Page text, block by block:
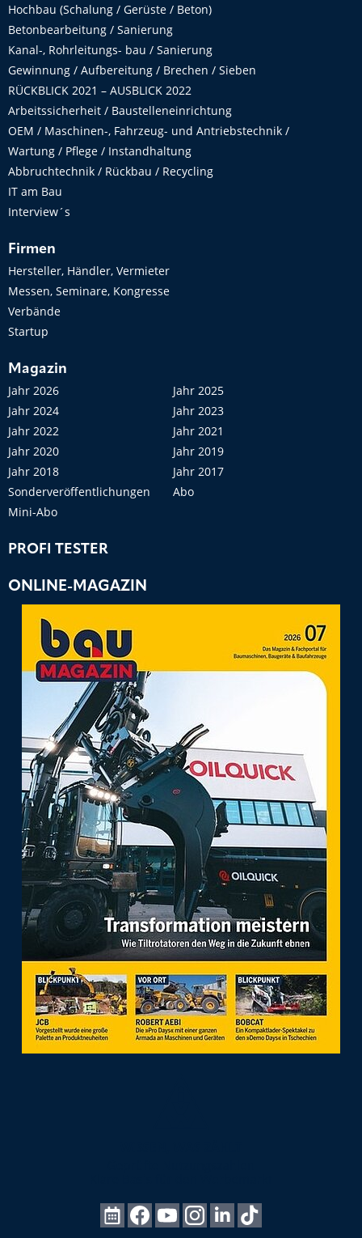
Hochbau (Schalung / Gerüste / Beton)
Betonbearbeitung / Sanierung
Kanal-, Rohrleitungs- bau / Sanierung
Gewinnung / Aufbereitung / Brechen / Sieben
RÜCKBLICK 2021 – AUSBLICK 2022
Arbeitssicherheit / Baustelleneinrichtung
OEM / Maschinen-, Fahrzeug- und Antriebstechnik /
Wartung / Pflege / Instandhaltung
Abbruchtechnik / Rückbau / Recycling
IT am Bau
Interview´s
Firmen
Hersteller, Händler, Vermieter
Messen, Seminare, Kongresse
Verbände
Startup
Magazin
Jahr 2026
Jahr 2025
Jahr 2024
Jahr 2023
Jahr 2022
Jahr 2021
Jahr 2020
Jahr 2019
Jahr 2018
Jahr 2017
Sonderveröffentlichungen
Abo
Mini-Abo
PROFI TESTER
ONLINE-MAGAZIN